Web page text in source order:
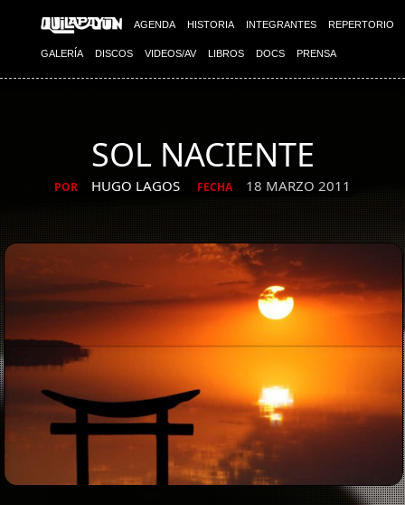
AGENDA HISTORIA INTEGRANTES REPERTORIO
GALERÍA DISCOS VIDEOS/AV LIBROS DOCS PRENSA
SOL NACIENTE
POR HUGO LAGOS FECHA 18 MARZO 2011